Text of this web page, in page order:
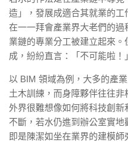
造」，發展成適合其就業的工
在一一拜會產業界大老們的
業鏈的專業分工被建立起來
成，紛紛直言：「不可能啦！」
以 BIM 領域為例，大多的產
土木訓練，而身障夥伴往往非
外界很難想像如何將科技創
不斷，若水仍進到辦公室實地
即是陳潔如坐在業界的建模師